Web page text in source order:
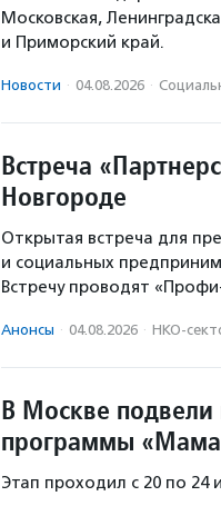
Московская,
и Приморский край.
Новости · 04.08.2026 ·
Встреча
Новгороде
Открытая встреча для
и социальных
Встречу проводят
Анонсы · 04.08.2026 · НКО-
В Москве подвели
программы
Этап проходил с 20 по 24